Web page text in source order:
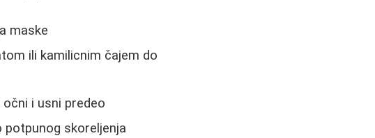
maske
ili kamilicnim čajem do
i usni predeo
potpunog skoreljenja